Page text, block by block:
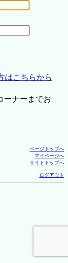
はこちらから
ーナーまでお
ページトップへ
マイページへ
サイトトップへ
ログアウト